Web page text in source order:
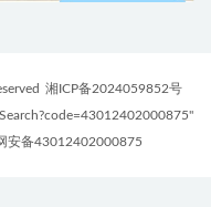
湘ICP备2024059852号
安备43012402000875